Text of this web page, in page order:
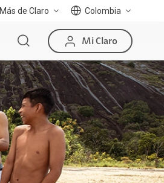
Más de Claro Colombia
Mi Claro